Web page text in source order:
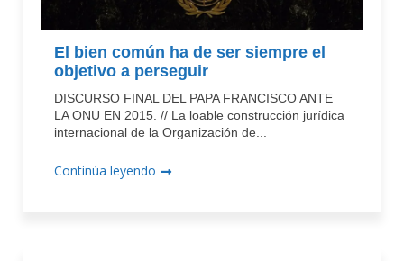
El bien común ha de ser siempre el
objetivo a perseguir
DISCURSO FINAL DEL PAPA FRANCISCO ANTE
LA ONU EN 2015. // La loable construcción jurídica
internacional de la Organización de...
Continúa leyendo